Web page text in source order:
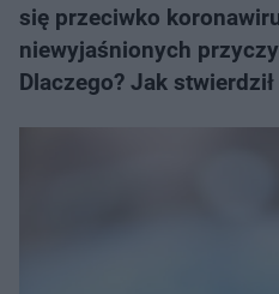
się przeciwko
niewyjaśnionych
Dlaczego? Jak